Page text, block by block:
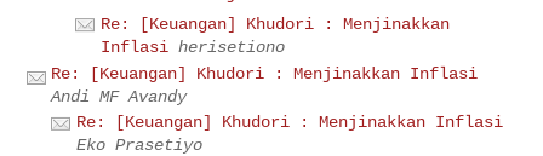
Re: [Keuangan] Khudori : Menjinakkan
Inflasi herisetiono
Re: [Keuangan] Khudori : Menjinakkan Inflasi
Andi MF Avandy
Re: [Keuangan] Khudori : Menjinakkan Inflasi
Eko Prasetiyo